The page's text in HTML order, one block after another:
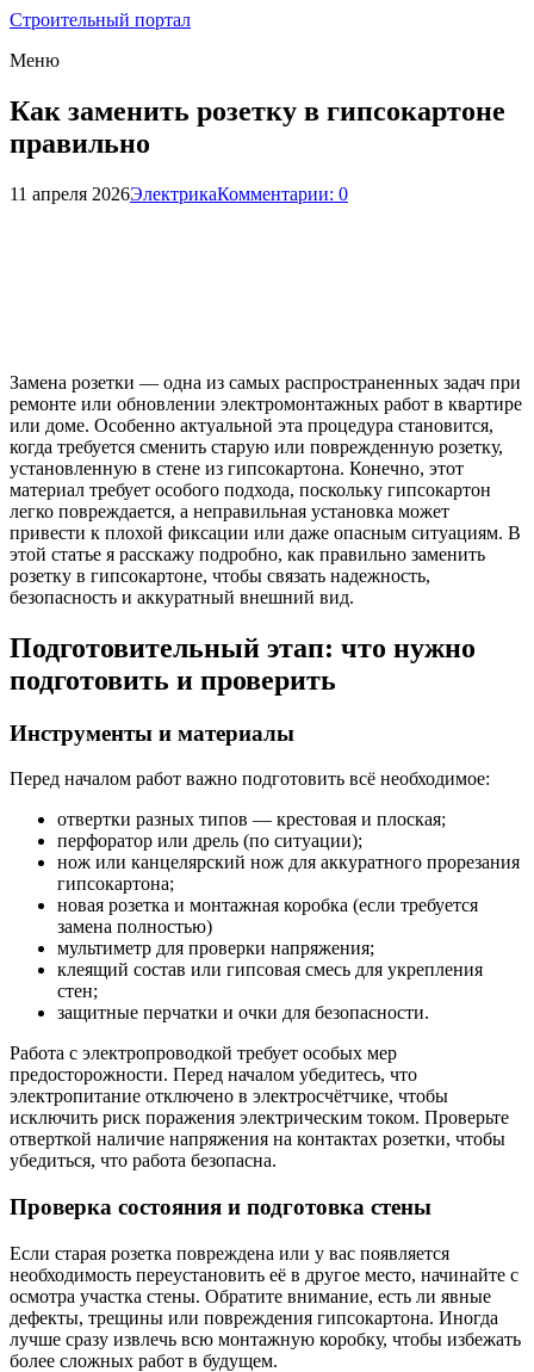
Строительный портал
Меню
Как заменить розетку в гипсокартоне
правильно
11 апреля 2026ЭлектрикаКомментарии: 0
Замена розетки — одна из самых распространенных задач при
ремонте или обновлении электромонтажных работ в квартире
или доме. Особенно актуальной эта процедура становится,
когда требуется сменить старую или поврежденную розетку,
установленную в стене из гипсокартона. Конечно, этот
материал требует особого подхода, поскольку гипсокартон
легко повреждается, а неправильная установка может
привести к плохой фиксации или даже опасным ситуациям. В
этой статье я расскажу подробно, как правильно заменить
розетку в гипсокартоне, чтобы связать надежность,
безопасность и аккуратный внешний вид.
Подготовительный этап: что нужно
подготовить и проверить
Инструменты и материалы
Перед началом работ важно подготовить всё необходимое:
отвертки разных типов — крестовая и плоская;
перфоратор или дрель (по ситуации);
нож или канцелярский нож для аккуратного прорезания
гипсокартона;
новая розетка и монтажная коробка (если требуется
замена полностью)
мультиметр для проверки напряжения;
клеящий состав или гипсовая смесь для укрепления
стен;
защитные перчатки и очки для безопасности.
Работа с электропроводкой требует особых мер
предосторожности. Перед началом убедитесь, что
электропитание отключено в электросчётчике, чтобы
исключить риск поражения электрическим током. Проверьте
отверткой наличие напряжения на контактах розетки, чтобы
убедиться, что работа безопасна.
Проверка состояния и подготовка стены
Если старая розетка повреждена или у вас появляется
необходимость переустановить её в другое место, начинайте с
осмотра участка стены. Обратите внимание, есть ли явные
дефекты, трещины или повреждения гипсокартона. Иногда
лучше сразу извлечь всю монтажную коробку, чтобы избежать
более сложных работ в будущем.